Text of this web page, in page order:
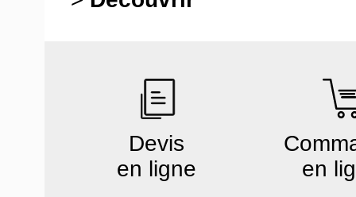
Devis
en ligne
en